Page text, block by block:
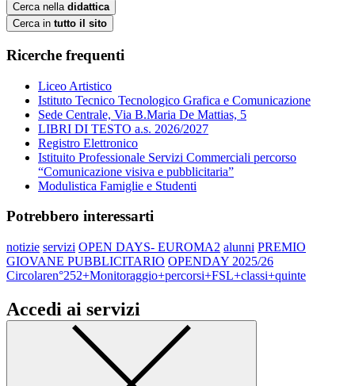
Cerca nella didattica
Cerca in tutto il sito
Ricerche frequenti
Liceo Artistico
Istituto Tecnico Tecnologico Grafica e Comunicazione
Sede Centrale, Via B.Maria De Mattias, 5
LIBRI DI TESTO a.s. 2026/2027
Registro Elettronico
Istituito Professionale Servizi Commerciali percorso
“Comunicazione visiva e pubblicitaria”
Modulistica Famiglie e Studenti
Potrebbero interessarti
notizie servizi OPEN DAYS- EUROMA2 alunni PREMIO
GIOVANE PUBBLICITARIO OPENDAY 2025/26
Circolaren°252+Monitoraggio+percorsi+FSL+classi+quinte
Accedi ai servizi